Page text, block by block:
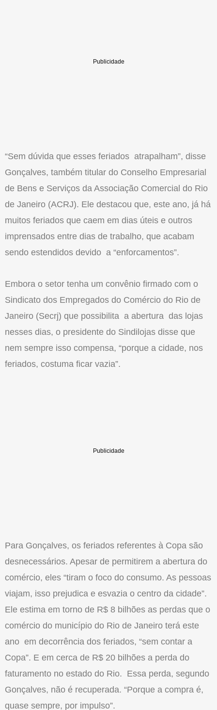
“Sem dúvida que esses feriados atrapalham”, disse
Gonçalves, também titular do Conselho Empresarial
de Bens e Serviços da Associação Comercial do Rio
de Janeiro (ACRJ). Ele destacou que, este ano, já há
muitos feriados que caem em dias úteis e outros
imprensados entre dias de trabalho, que acabam
sendo estendidos devido a “enforcamentos”.
Embora o setor tenha um convênio firmado com o
Sindicato dos Empregados do Comércio do Rio de
Janeiro (Secrj) que possibilita a abertura das lojas
nesses dias, o presidente do Sindilojas disse que
nem sempre isso compensa, “porque a cidade, nos
feriados, costuma ficar vazia”.
Para Gonçalves, os feriados referentes à Copa são
desnecessários. Apesar de permitirem a abertura do
comércio, eles “tiram o foco do consumo. As pessoas
viajam, isso prejudica e esvazia o centro da cidade”.
Ele estima em torno de R$ 8 bilhões as perdas que o
comércio do município do Rio de Janeiro terá este
ano em decorrência dos feriados, “sem contar a
Copa”. E em cerca de R$ 20 bilhões a perda do
faturamento no estado do Rio. Essa perda, segundo
Gonçalves, não é recuperada. “Porque a compra é,
quase sempre, por impulso”.